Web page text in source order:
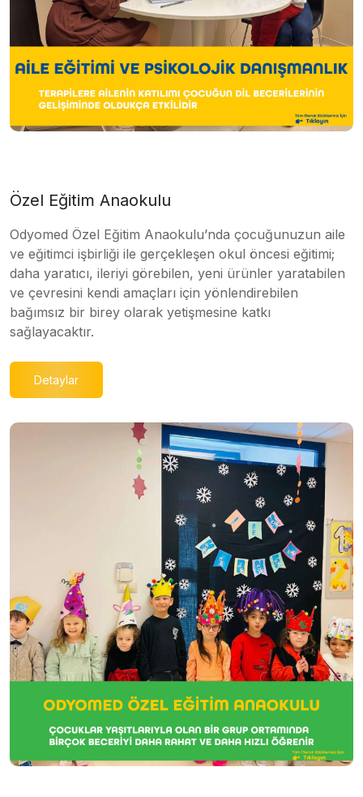
Özel Eğitim Anaokulu
Odyomed Özel Eğitim Anaokulu’nda çocuğunuzun aile
ve eğitimci işbirliği ile gerçekleşen okul öncesi eğitimi;
daha yaratıcı, ileriyi görebilen, yeni ürünler yaratabilen
ve çevresini kendi amaçları için yönlendirebilen
bağımsız bir birey olarak yetişmesine katkı
sağlayacaktır.
Detaylar